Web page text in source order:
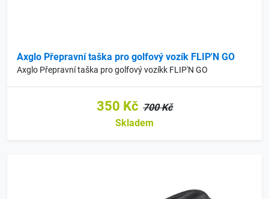
Axglo Přepravní taška pro golfový vozík FLIP'N GO
Axglo Přepravní taška pro golfový vozíkk FLIP'N GO
350 Kč 700 Kč
Skladem